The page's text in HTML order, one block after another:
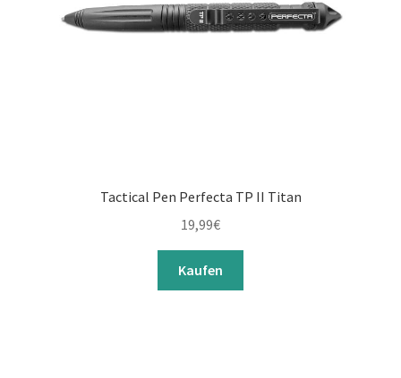
Tactical Pen Perfecta TP II Titan
19,99€
Kaufen